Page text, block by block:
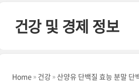
건강 및 경제 정보
Home 건강 산양유 단백질 효능 분말 단